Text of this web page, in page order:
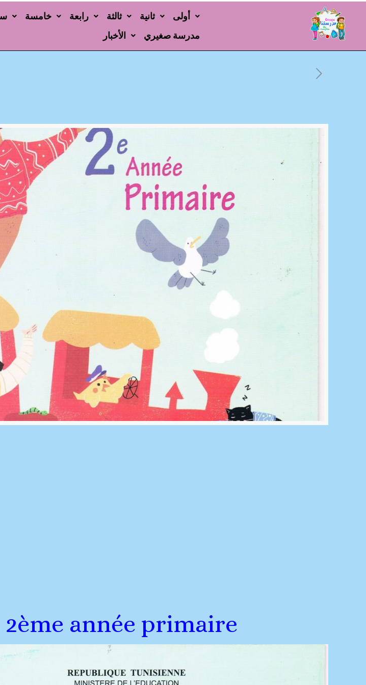
خامسة رابعة ثالثة ثانية
أولى
الأخبار
مدرسة صغيري
année primaire